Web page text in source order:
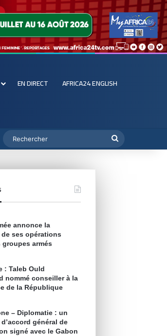
EN DIRECT AFRICA24 ENGLISH
annonce la
ses opérations
groupes armés
: Taleb Ould
nommé conseiller à la
de la République
– Diplomatie : un
général de
signé avec le Gabon